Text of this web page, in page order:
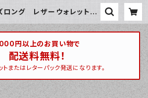
ロング レザーウォレット01
miyazakibase
円以上のお買い物で
配送料無料！
またはレターパック発送になります。